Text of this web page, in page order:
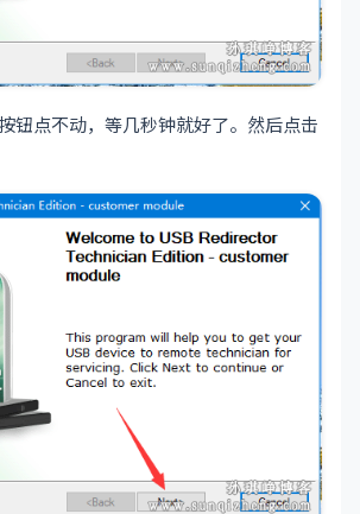
钮点不动，等几秒钟就好了。然后点击